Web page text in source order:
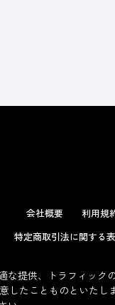
会社概要 利用規
特定商取引法に関する
提供、トラフィック
たことものといたし